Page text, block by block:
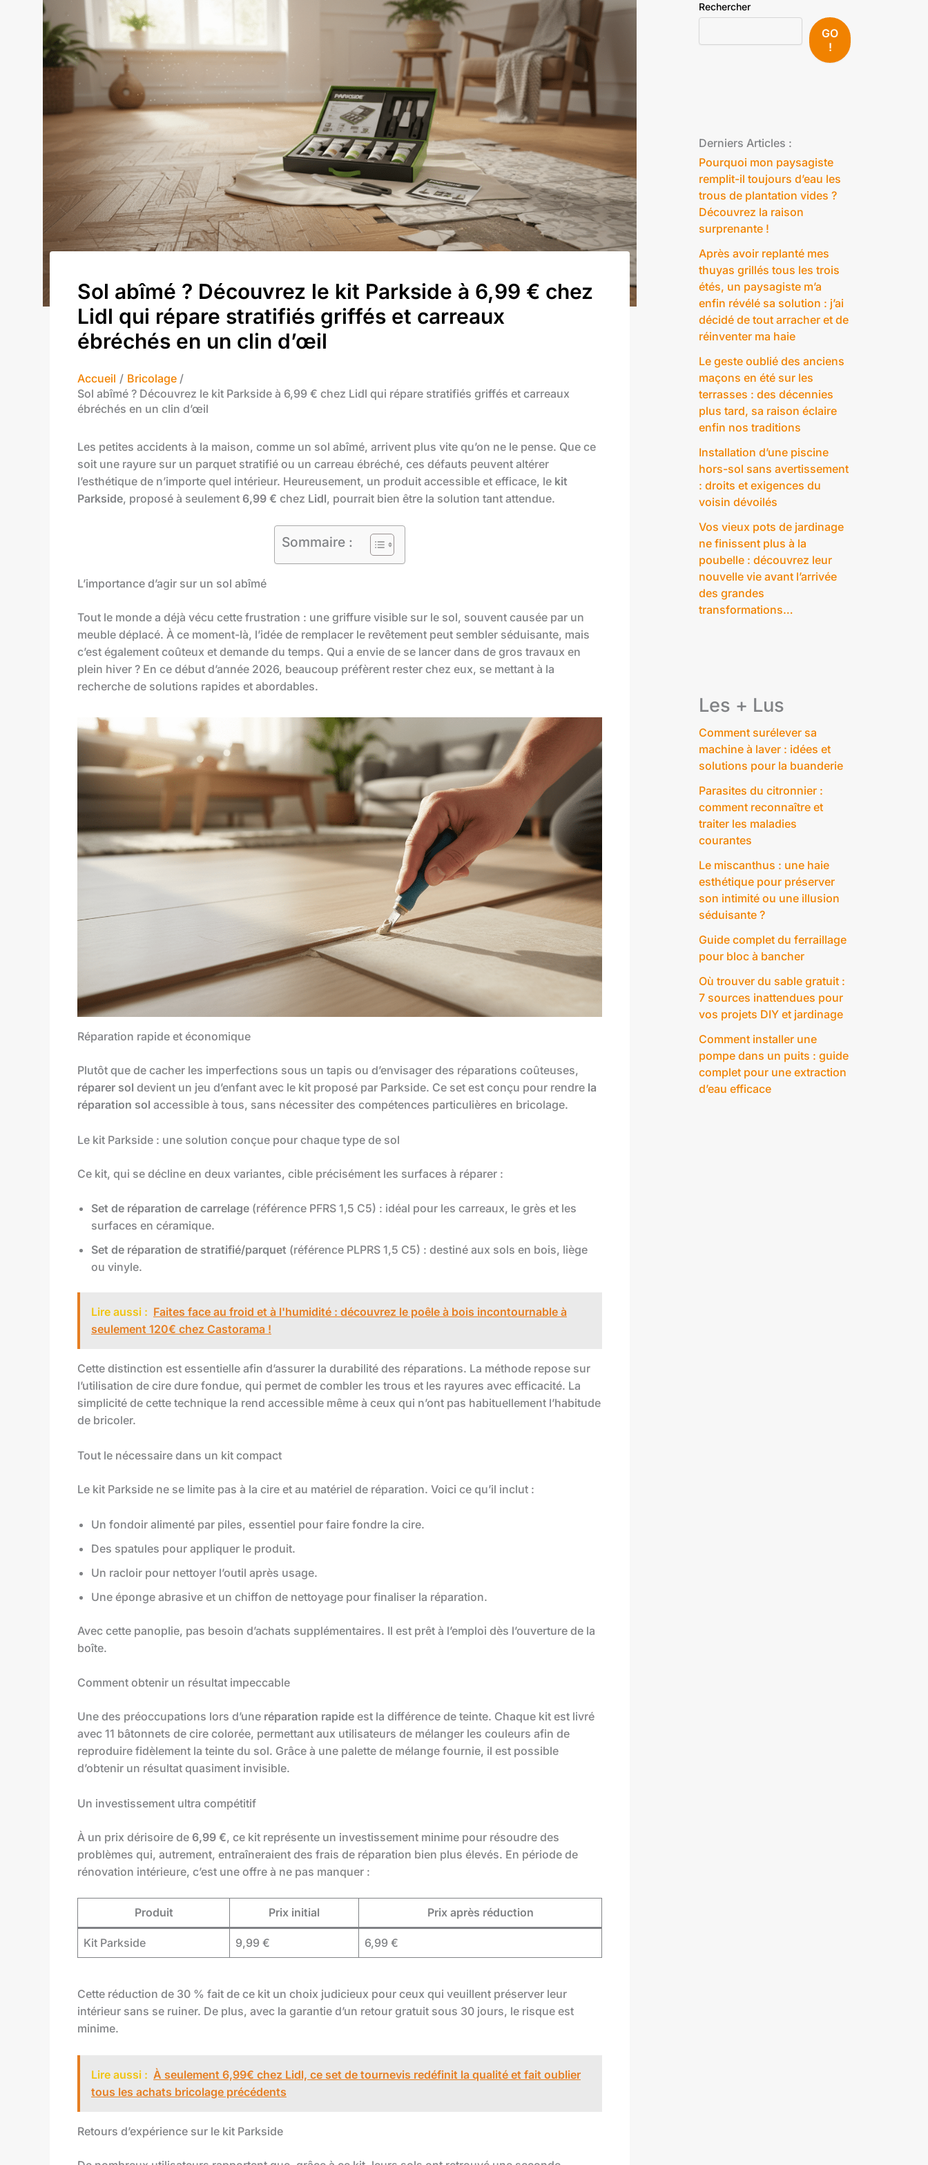
Sol abîmé ? Découvrez le kit Parkside à 6,99 € chez
Lidl qui répare stratifiés griffés et carreaux
ébréchés en un clin d’œil
Accueil
Bricolage
Sol abîmé ? Découvrez le kit Parkside à 6,99 € chez Lidl qui répare stratifiés griffés et carreaux
ébréchés en un clin d’œil
Les petites accidents à la maison, comme un sol abîmé, arrivent plus vite qu’on ne le pense. Que ce
soit une rayure sur un parquet stratifié ou un carreau ébréché, ces défauts peuvent altérer
l’esthétique de n’importe quel intérieur. Heureusement, un produit accessible et efficace, le kit
Parkside, proposé à seulement 6,99 € chez Lidl, pourrait bien être la solution tant attendue.
Sommaire :
L’importance d’agir sur un sol abîmé
Tout le monde a déjà vécu cette frustration : une griffure visible sur le sol, souvent causée par un
meuble déplacé. À ce moment-là, l’idée de remplacer le revêtement peut sembler séduisante, mais
c’est également coûteux et demande du temps. Qui a envie de se lancer dans de gros travaux en
plein hiver ? En ce début d’année 2026, beaucoup préfèrent rester chez eux, se mettant à la
recherche de solutions rapides et abordables.
Réparation rapide et économique
Plutôt que de cacher les imperfections sous un tapis ou d’envisager des réparations coûteuses,
réparer sol devient un jeu d’enfant avec le kit proposé par Parkside. Ce set est conçu pour rendre la
réparation sol accessible à tous, sans nécessiter des compétences particulières en bricolage.
Le kit Parkside : une solution conçue pour chaque type de sol
Ce kit, qui se décline en deux variantes, cible précisément les surfaces à réparer :
Set de réparation de carrelage (référence PFRS 1,5 C5) : idéal pour les carreaux, le grès et les
surfaces en céramique.
Set de réparation de stratifié/parquet (référence PLPRS 1,5 C5) : destiné aux sols en bois, liège
ou vinyle.
Lire aussi : Faites face au froid et à l'humidité : découvrez le poêle à bois incontournable à
seulement 120€ chez Castorama !
Cette distinction est essentielle afin d’assurer la durabilité des réparations. La méthode repose sur
l’utilisation de cire dure fondue, qui permet de combler les trous et les rayures avec efficacité. La
simplicité de cette technique la rend accessible même à ceux qui n’ont pas habituellement l’habitude
de bricoler.
Tout le nécessaire dans un kit compact
Le kit Parkside ne se limite pas à la cire et au matériel de réparation. Voici ce qu’il inclut :
Un fondoir alimenté par piles, essentiel pour faire fondre la cire.
Des spatules pour appliquer le produit.
Un racloir pour nettoyer l’outil après usage.
Une éponge abrasive et un chiffon de nettoyage pour finaliser la réparation.
Avec cette panoplie, pas besoin d’achats supplémentaires. Il est prêt à l’emploi dès l’ouverture de la
boîte.
Comment obtenir un résultat impeccable
Une des préoccupations lors d’une réparation rapide est la différence de teinte. Chaque kit est livré
avec 11 bâtonnets de cire colorée, permettant aux utilisateurs de mélanger les couleurs afin de
reproduire fidèlement la teinte du sol. Grâce à une palette de mélange fournie, il est possible
d’obtenir un résultat quasiment invisible.
Un investissement ultra compétitif
À un prix dérisoire de 6,99 €, ce kit représente un investissement minime pour résoudre des
problèmes qui, autrement, entraîneraient des frais de réparation bien plus élevés. En période de
rénovation intérieure, c’est une offre à ne pas manquer :
Produit Prix initial Prix après réduction
Kit Parkside 9,99 € 6,99 €
Cette réduction de 30 % fait de ce kit un choix judicieux pour ceux qui veuillent préserver leur
intérieur sans se ruiner. De plus, avec la garantie d’un retour gratuit sous 30 jours, le risque est
minime.
Lire aussi : À seulement 6,99€ chez Lidl, ce set de tournevis redéfinit la qualité et fait oublier
tous les achats bricolage précédents
Retours d’expérience sur le kit Parkside
Rechercher
GO
!
Derniers Articles :
Pourquoi mon paysagiste
remplit-il toujours d’eau les
trous de plantation vides ?
Découvrez la raison
surprenante !
Après avoir replanté mes
thuyas grillés tous les trois
étés, un paysagiste m’a
enfin révélé sa solution : j’ai
décidé de tout arracher et de
réinventer ma haie
Le geste oublié des anciens
maçons en été sur les
terrasses : des décennies
plus tard, sa raison éclaire
enfin nos traditions
Installation d’une piscine
hors-sol sans avertissement
: droits et exigences du
voisin dévoilés
Vos vieux pots de jardinage
ne finissent plus à la
poubelle : découvrez leur
nouvelle vie avant l’arrivée
des grandes
transformations…
Les + Lus
Comment surélever sa
machine à laver : idées et
solutions pour la buanderie
Parasites du citronnier :
comment reconnaître et
traiter les maladies
courantes
Le miscanthus : une haie
esthétique pour préserver
son intimité ou une illusion
séduisante ?
Guide complet du ferraillage
pour bloc à bancher
Où trouver du sable gratuit :
7 sources inattendues pour
vos projets DIY et jardinage
Comment installer une
pompe dans un puits : guide
complet pour une extraction
d’eau efficace